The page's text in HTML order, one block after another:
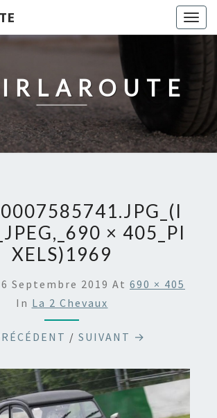
× 405_PI
XELS)1969
6 Septembre 2019 At 690 × 405
In La 2 Chevaux
/ SUIVANT →